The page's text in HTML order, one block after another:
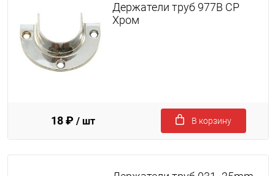
Держатели труб 977B CP
Хром
18 ₽ / шт В корзину